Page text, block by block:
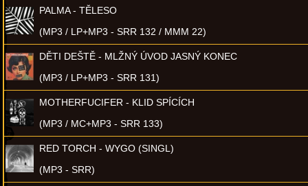
PALMA - TĚLESO
(MP3 / LP+MP3 - SRR 132 / MMM 22)
DĚTI DEŠTĚ - MLŽNÝ ÚVOD JASNÝ KONEC
(MP3 / LP+MP3 - SRR 131)
MOTHERFUCIFER - KLID SPÍCÍCH
(MP3 / MC+MP3 - SRR 133)
RED TORCH - WYGO (SINGL)
(MP3 - SRR)